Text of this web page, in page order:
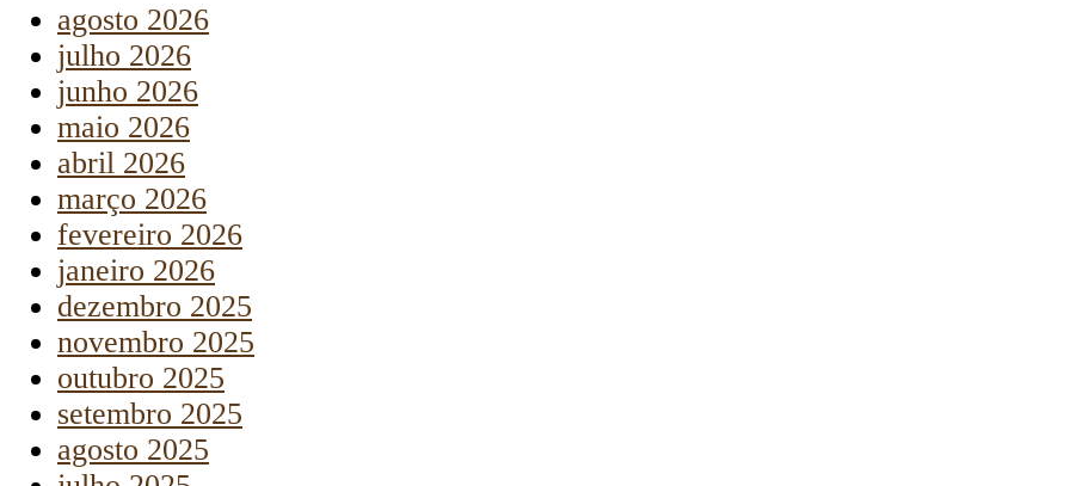
agosto 2026
julho 2026
junho 2026
maio 2026
abril 2026
março 2026
fevereiro 2026
janeiro 2026
dezembro 2025
novembro 2025
outubro 2025
setembro 2025
agosto 2025